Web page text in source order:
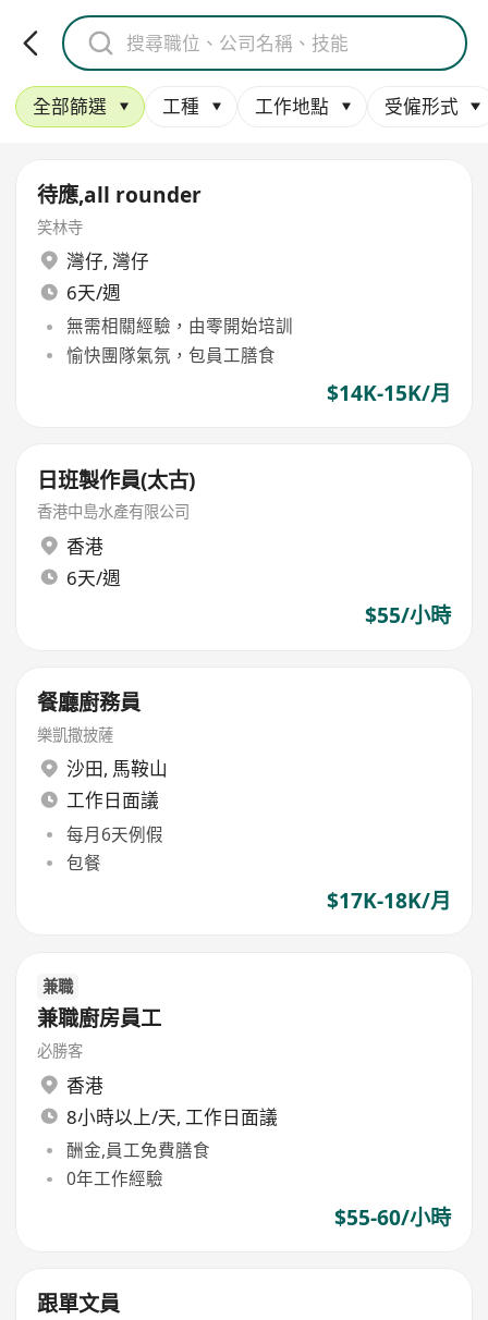
全部篩選 工種 工作地點 受僱形式
待應,all rounder
笑林寺
灣仔, 灣仔
6天/週
無需相關經驗，由零開始培訓
愉快團隊氣氛，包員工膳食
$14K-15K/月
日班製作員(太古)
香港中島水產有限公司
香港
6天/週
$55/小時
餐廳廚務員
樂凱撒披薩
沙田, 馬鞍山
工作日面議
每月6天例假
包餐
$17K-18K/月
兼職
兼職廚房員工
必勝客
香港
8小時以上/天, 工作日面議
酬金,員工免費膳食
0年工作經驗
$55-60/小時
跟單文員